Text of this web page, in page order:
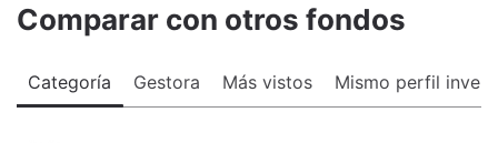
Comparar con otros fondos
Categoría Gestora Más vistos Mismo perfil